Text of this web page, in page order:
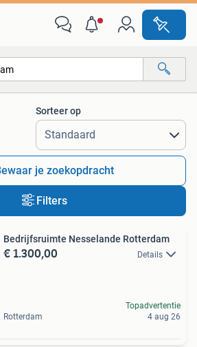
Alle afstanden…
Sorteer op
je zoekopdracht
Filters
Bedrijfsruimte Nesselande Rotterdam
€ 1.300,00 Details
Rotterdam
Topadvertentie
4 aug 26